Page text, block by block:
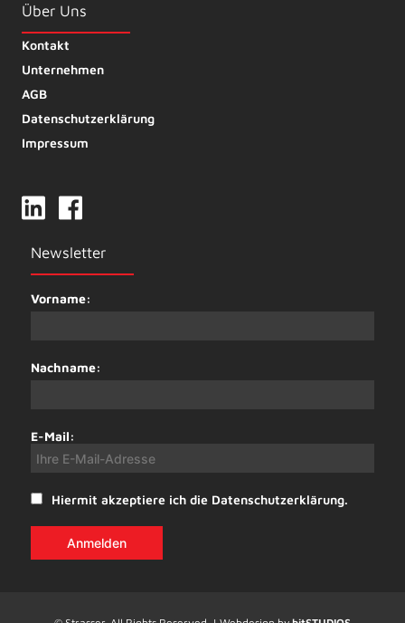
Über Uns
Kontakt
Unternehmen
AGB
Datenschutzerklärung
Impressum
Newsletter
Vorname:
Nachname:
E-Mail:
Hiermit akzeptiere ich die Datenschutzerklärung.